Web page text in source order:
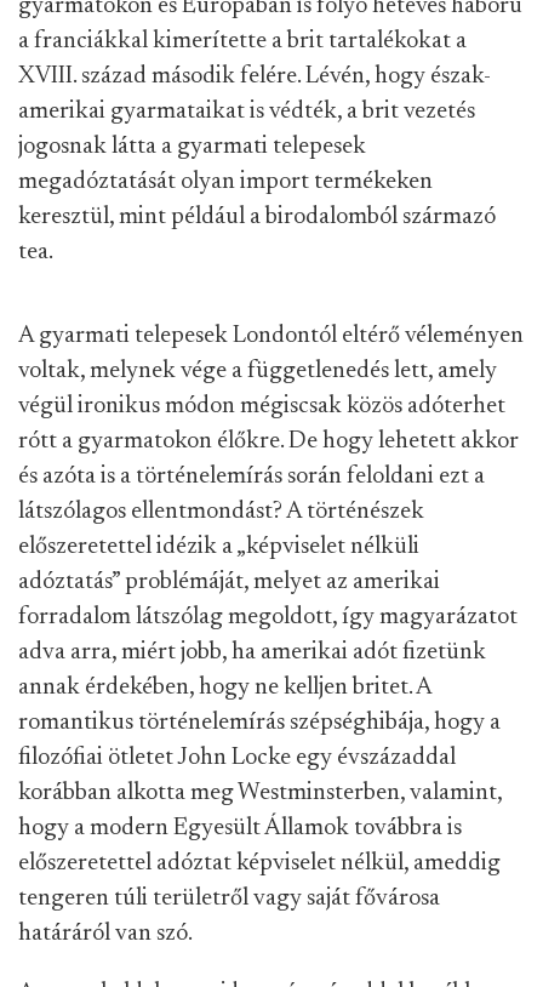
gyarmatokon és Európában is folyó hétéves háború
a franciákkal kimerítette a brit tartalékokat a
XVIII. század második felére. Lévén, hogy észak-
amerikai gyarmataikat is védték, a brit vezetés
jogosnak látta a gyarmati telepesek
megadóztatását olyan import termékeken
keresztül, mint például a birodalomból származó
tea.
A gyarmati telepesek Londontól eltérő véleményen
voltak, melynek vége a függetlenedés lett, amely
végül ironikus módon mégiscsak közös adóterhet
rótt a gyarmatokon élőkre. De hogy lehetett akkor
és azóta is a történelemírás során feloldani ezt a
látszólagos ellentmondást? A történészek
előszeretettel idézik a „képviselet nélküli
adóztatás” problémáját, melyet az amerikai
forradalom látszólag megoldott, így magyarázatot
adva arra, miért jobb, ha amerikai adót fizetünk
annak érdekében, hogy ne kelljen britet. A
romantikus történelemírás szépséghibája, hogy a
filozófiai ötletet John Locke egy évszázaddal
korábban alkotta meg Westminsterben, valamint,
hogy a modern Egyesült Államok továbbra is
előszeretettel adóztat képviselet nélkül, ameddig
tengeren túli területről vagy saját fővárosa
határáról van szó.